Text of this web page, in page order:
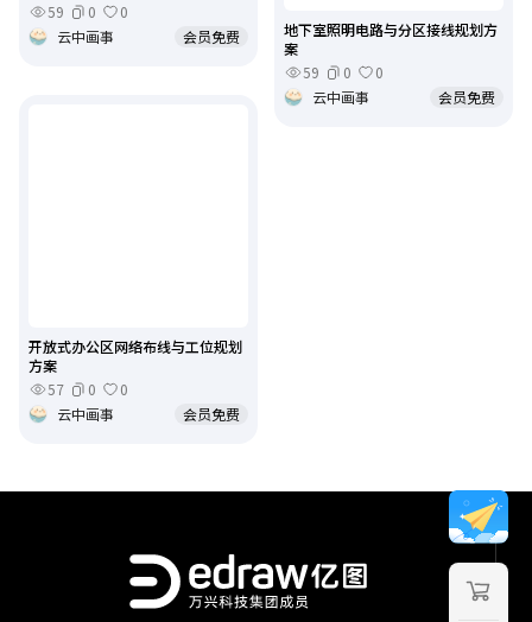
59
0
0
云中画事
会员免费
地下室照明电路与分区接线规划方
案
59
0
0
云中画事
会员免费
开放式办公区网络布线与工位规划
方案
57
0
0
云中画事
会员免费